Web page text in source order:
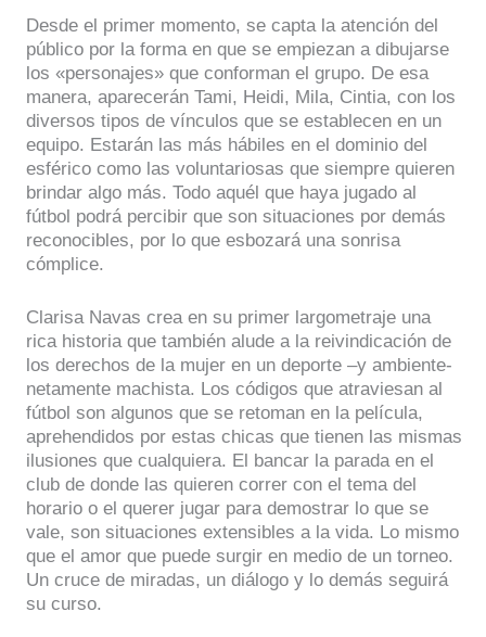
Desde el primer momento, se capta la atención del
público por la forma en que se empiezan a dibujarse
los «personajes» que conforman el grupo. De esa
manera, aparecerán Tami, Heidi, Mila, Cintia, con los
diversos tipos de vínculos que se establecen en un
equipo. Estarán las más hábiles en el dominio del
esférico como las voluntariosas que siempre quieren
brindar algo más. Todo aquél que haya jugado al
fútbol podrá percibir que son situaciones por demás
reconocibles, por lo que esbozará una sonrisa
cómplice.
Clarisa Navas crea en su primer largometraje una
rica historia que también alude a la reivindicación de
los derechos de la mujer en un deporte –y ambiente-
netamente machista. Los códigos que atraviesan al
fútbol son algunos que se retoman en la película,
aprehendidos por estas chicas que tienen las mismas
ilusiones que cualquiera. El bancar la parada en el
club de donde las quieren correr con el tema del
horario o el querer jugar para demostrar lo que se
vale, son situaciones extensibles a la vida. Lo mismo
que el amor que puede surgir en medio de un torneo.
Un cruce de miradas, un diálogo y lo demás seguirá
su curso.